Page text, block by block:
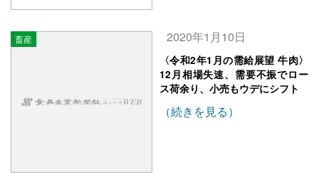
畜産 2020年1月10日
〈令和2年1月の需給展望 牛肉〉
12月相場失速、需要不振でロー
ス荷余り、小売もウデにシフト
（続きを見る）